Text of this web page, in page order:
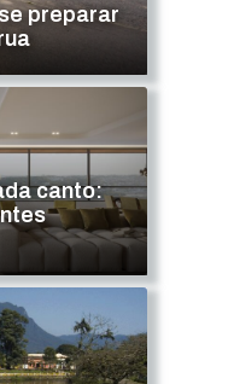
preparar
canto: